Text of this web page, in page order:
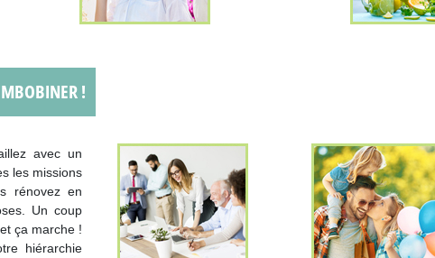
!
avec un
les missions
rénovez en
Un coup
ça marche !
hiérarchie